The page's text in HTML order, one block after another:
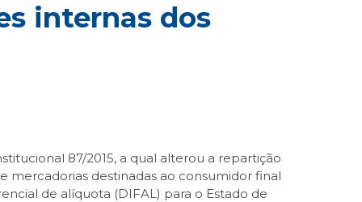
internas dos
87/2015, a qual alterou a repartição
mercadorias destinadas ao consumidor final
de alíquota (DIFAL) para o Estado de